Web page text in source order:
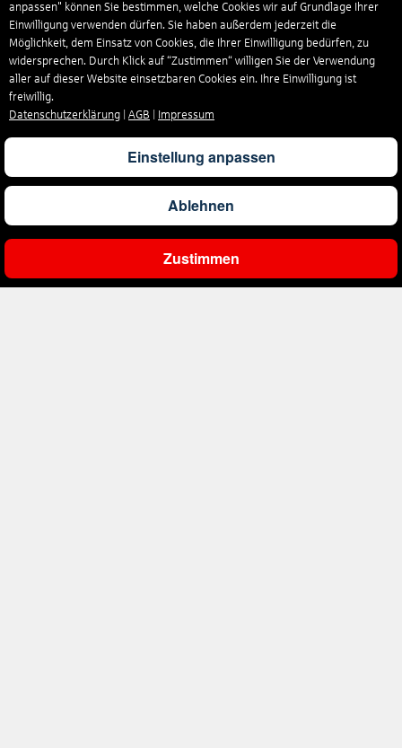
Ergebnisse filtern
anpassen" können Sie bestimmen, welche Cookies wir auf Grundlage Ihrer
Einwilligung verwenden dürfen. Sie haben außerdem jederzeit die
Möglichkeit, dem Einsatz von Cookies, die Ihrer Einwilligung bedürfen, zu
widersprechen. Durch Klick auf “Zustimmen“ willigen Sie der Verwendung
aller auf dieser Website einsetzbaren Cookies ein. Ihre Einwilligung ist
freiwillig.
Datenschutzerklärung
AGB Impressum
Einstellung anpassen
Ablehnen
Zustimmen